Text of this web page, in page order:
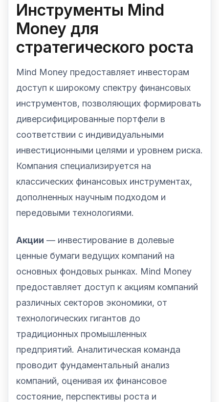
Инструменты Mind
Money для
стратегического роста
Mind Money предоставляет инвесторам
доступ к широкому спектру финансовых
инструментов, позволяющих формировать
диверсифицированные портфели в
соответствии с индивидуальными
инвестиционными целями и уровнем риска.
Компания специализируется на
классических финансовых инструментах,
дополненных научным подходом и
передовыми технологиями.
Акции — инвестирование в долевые
ценные бумаги ведущих компаний на
основных фондовых рынках. Mind Money
предоставляет доступ к акциям компаний
различных секторов экономики, от
технологических гигантов до
традиционных промышленных
предприятий. Аналитическая команда
проводит фундаментальный анализ
компаний, оценивая их финансовое
состояние, перспективы роста и